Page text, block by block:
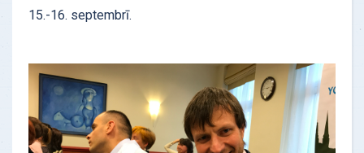
15.-16. septembrī.